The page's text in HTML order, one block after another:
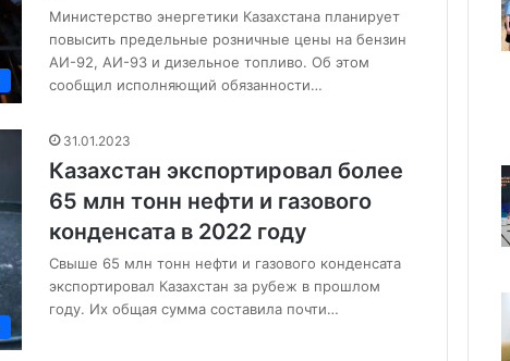
Министерство энергетики Казахстана планирует
повысить предельные розничные цены на бензин
АИ-92, АИ-93 и дизельное топливо. Об этом
сообщил исполняющий обязанности…
31.01.2023
Казахстан экспортировал более
65 млн тонн нефти и газового
конденсата в 2022 году
Свыше 65 млн тонн нефти и газового конденсата
экспортировал Казахстан за рубеж в прошлом
году. Их общая сумма составила почти…